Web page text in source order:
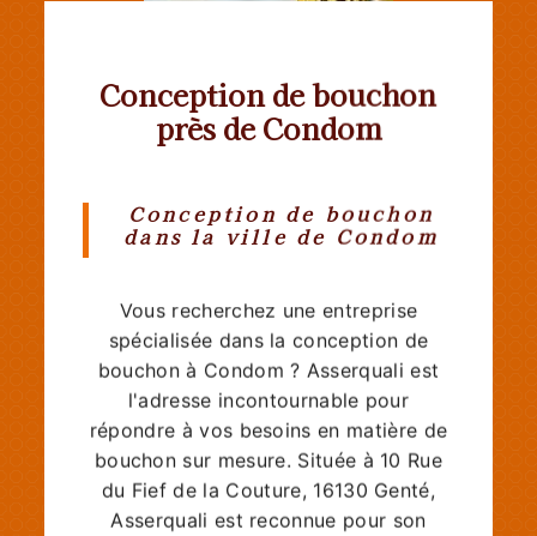
Conception de bouchon
près de Condom
Conception de bouchon
dans la ville de Condom
Vous recherchez une entreprise
spécialisée dans la conception de
bouchon à Condom ? Asserquali est
l'adresse incontournable pour
répondre à vos besoins en matière de
bouchon sur mesure. Située à 10 Rue
du Fief de la Couture, 16130 Genté,
Asserquali est reconnue pour son